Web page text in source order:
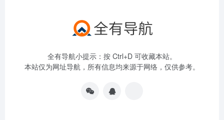
全有导航小提示：按 Ctrl+D 可收藏本站。
本站仅为网址导航，所有信息均来源于网络，仅供参考。